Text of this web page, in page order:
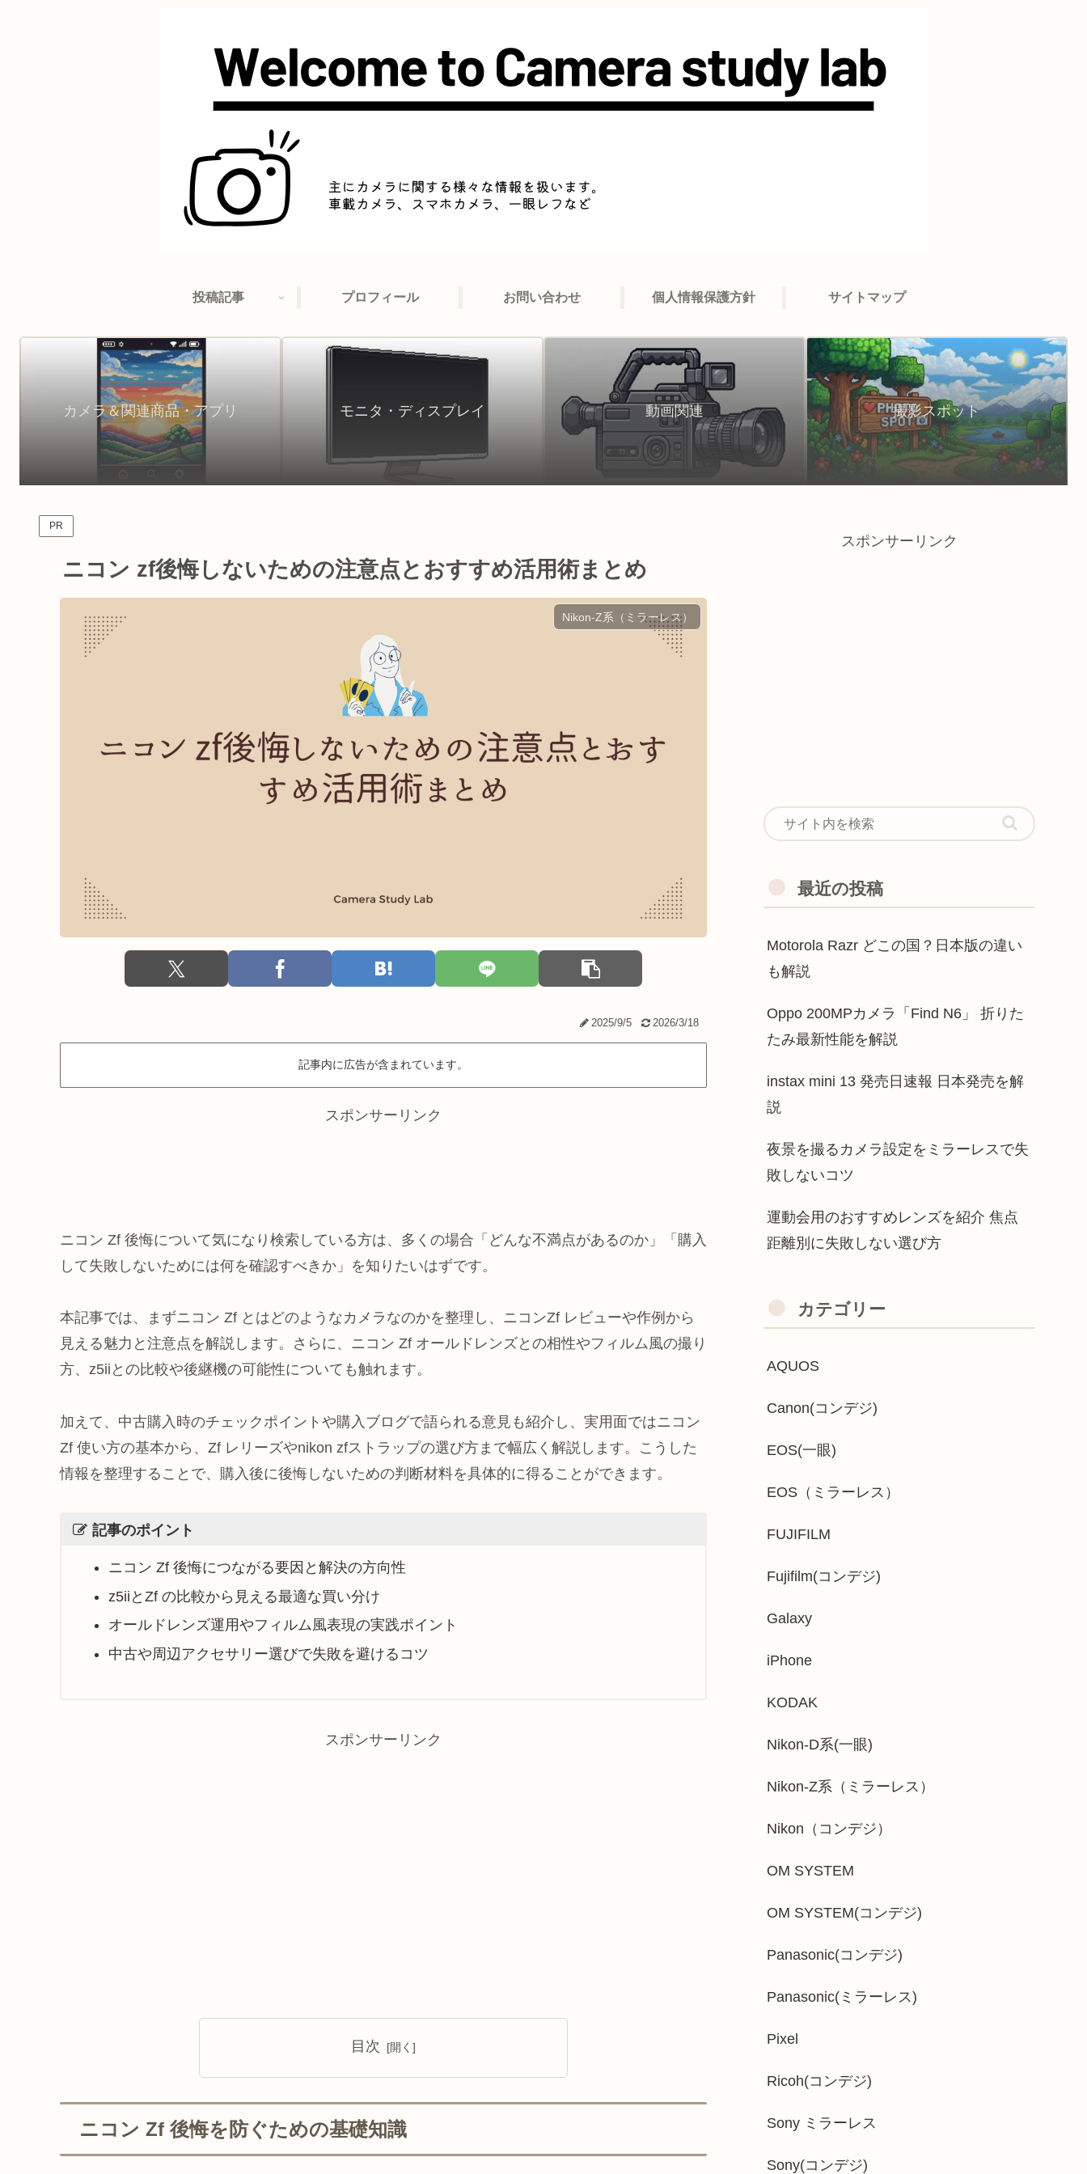
投稿記事 プロフィール お問い合わせ 個人情報保護方針 サイトマップ
カメラ＆関連商品・アプリ モニタ・ディスプレイ 動画関連 撮影スポット
PR
ニコン zf後悔しないための注意点とおすすめ活用術まとめ
Nikon-Z系（ミラーレス）
2025/9/5 2026/3/18
記事内に広告が含まれています。
スポンサーリンク
ニコン Zf 後悔について気になり検索している方は、多くの場合「どんな不満点があるのか」「購入
して失敗しないためには何を確認すべきか」を知りたいはずです。
本記事では、まずニコン Zf とはどのようなカメラなのかを整理し、ニコンZf レビューや作例から
見える魅力と注意点を解説します。さらに、ニコン Zf オールドレンズとの相性やフィルム風の撮り
方、z5iiとの比較や後継機の可能性についても触れます。
加えて、中古購入時のチェックポイントや購入ブログで語られる意見も紹介し、実用面ではニコン
Zf 使い方の基本から、Zf レリーズやnikon zfストラップの選び方まで幅広く解説します。こうした
情報を整理することで、購入後に後悔しないための判断材料を具体的に得ることができます。
記事のポイント
ニコン Zf 後悔につながる要因と解決の方向性
z5iiとZf の比較から見える最適な買い分け
オールドレンズ運用やフィルム風表現の実践ポイント
中古や周辺アクセサリー選びで失敗を避けるコツ
スポンサーリンク
目次
ニコン Zf 後悔を防ぐための基礎知識
スポンサーリンク
最近の投稿
Motorola Razr どこの国？日本版の違い
も解説
Oppo 200MPカメラ「Find N6」 折りた
たみ最新性能を解説
instax mini 13 発売日速報 日本発売を解
説
夜景を撮るカメラ設定をミラーレスで失
敗しないコツ
運動会用のおすすめレンズを紹介 焦点
距離別に失敗しない選び方
カテゴリー
AQUOS
Canon(コンデジ)
EOS(一眼)
EOS（ミラーレス）
FUJIFILM
Fujifilm(コンデジ)
Galaxy
iPhone
KODAK
Nikon-D系(一眼)
Nikon-Z系（ミラーレス）
Nikon（コンデジ）
OM SYSTEM
OM SYSTEM(コンデジ)
Panasonic(コンデジ)
Panasonic(ミラーレス)
Pixel
Ricoh(コンデジ)
Sony ミラーレス
Sony(コンデジ)